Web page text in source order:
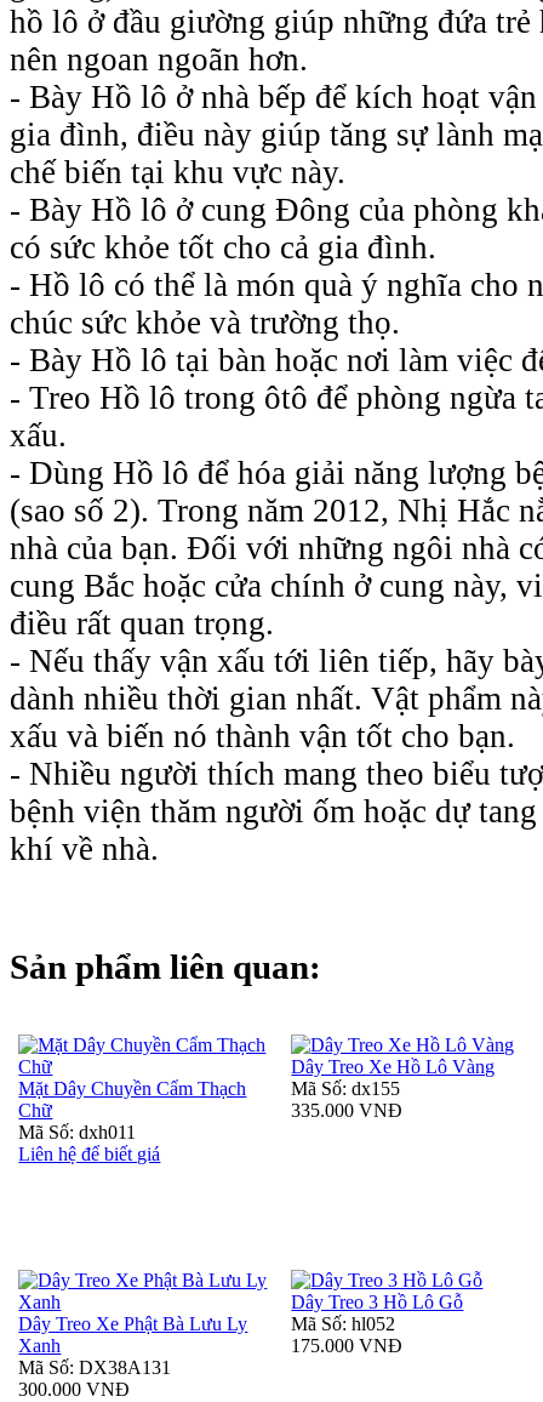
hồ lô ở đầu giường giúp những đứa trẻ
nên ngoan ngoãn hơn.
- Bày Hồ lô ở nhà bếp để kích hoạt
gia đình, điều này giúp tăng sự lành
chế biến tại khu vực này.
- Bày Hồ lô ở cung Đông của phòng
có sức khỏe tốt cho cả gia đình.
- Hồ lô có thể là món quà ý nghĩa cho
chúc sức khỏe và trường thọ.
- Bày Hồ lô tại bàn hoặc nơi làm việc
- Treo Hồ lô trong ôtô để phòng ngừa
xấu.
- Dùng Hồ lô để hóa giải năng lượng
(sao số 2). Trong năm 2012, Nhị Hắc
nhà của bạn. Đối với những ngôi nhà
cung Bắc hoặc cửa chính ở cung này,
điều rất quan trọng.
- Nếu thấy vận xấu tới liên tiếp, hãy
dành nhiều thời gian nhất. Vật phẩm
xấu và biến nó thành vận tốt cho bạn.
- Nhiều người thích mang theo biểu
bệnh viện thăm người ốm hoặc dự
khí về nhà.
Sản phẩm liên quan:
Mặt Dây Chuyền Cẩm Thạch
Chữ
Mã Số: dxh011
Liên hệ để biết giá
Dây Treo Xe Hồ Lô Vàng
Mã Số: dx155
335.000 VNĐ
Dây Treo Xe Phật Bà Lưu Ly
Xanh
Mã Số: DX38A131
300.000 VNĐ
Dây Treo 3 Hồ Lô Gỗ
Mã Số: hl052
175.000 VNĐ